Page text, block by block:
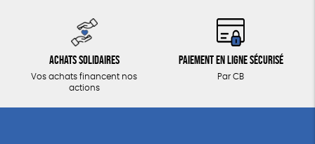
Achats solidaires
Vos achats financent nos
actions
Paiement en ligne sécurisé
Par CB